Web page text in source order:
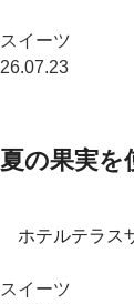
スイーツ
26.07.23
夏の果実を
ホテルテラス
スイーツ